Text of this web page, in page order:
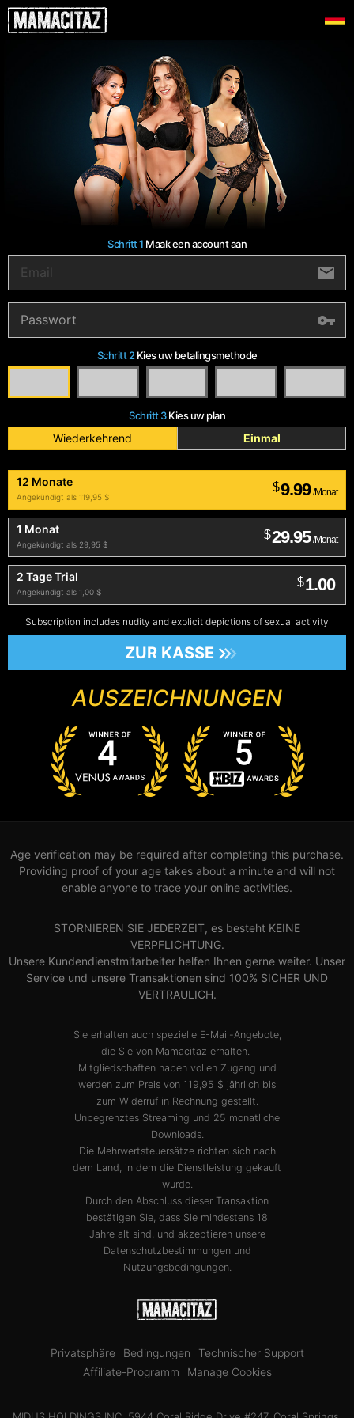
Schritt 1 Maak een account aan
Schritt 2 Kies uw betalingsmethode
Schritt 3Kies uw plan
Wiederkehrend Einmal
12 Monate
Angekündigt als 119,95 $
$9.99 /Monat
1 Monat
Angekündigt als 29,95 $
$29.95 /Monat
2 Tage Trial
Angekündigt als 1,00 $
$1.00
Subscription includes nudity and explicit depictions of sexual activity
ZUR KASSE
AUSZEICHNUNGEN
Age verification may be required after completing this purchase.
Providing proof of your age takes about a minute and will not
enable anyone to trace your online activities.
STORNIEREN SIE JEDERZEIT, es besteht KEINE
VERPFLICHTUNG.
Unsere Kundendienstmitarbeiter helfen Ihnen gerne weiter. Unser
Service und unsere Transaktionen sind 100% SICHER UND
VERTRAULICH.
Sie erhalten auch spezielle E-Mail-Angebote,
die Sie von Mamacitaz erhalten.
Mitgliedschaften haben vollen Zugang und
werden zum Preis von 119,95 $ jährlich bis
zum Widerruf in Rechnung gestellt.
Unbegrenztes Streaming und 25 monatliche
Downloads.
Die Mehrwertsteuersätze richten sich nach
dem Land, in dem die Dienstleistung gekauft
wurde.
Durch den Abschluss dieser Transaktion
bestätigen Sie, dass Sie mindestens 18
Jahre alt sind, und akzeptieren unsere
Datenschutzbestimmungenund
Nutzungsbedingungen.
Privatsphäre Bedingungen
Technischer Support
Affiliate-Programm
Manage Cookies